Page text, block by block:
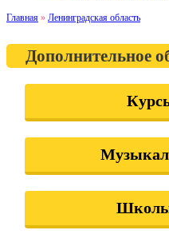
Главная » Ленинградская область
Дополнительное
Школы